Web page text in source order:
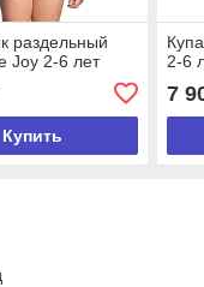
раздельный
Joy 2-6 лет
Купить
2-6
7